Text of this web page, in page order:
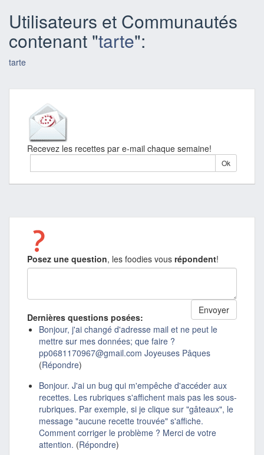
Utilisateurs et Communautés
contenant "tarte":
tarte
Recevez les recettes par e-mail chaque semaine!
Posez une question, les foodies vous répondent!
Dernières questions posées:
Bonjour, j'ai changé d'adresse mail et ne peut le
mettre sur mes données; que faire ?
pp0681170967@gmail.com Joyeuses Pâques
(Répondre)
Bonjour. J'ai un bug qui m'empêche d'accéder aux
recettes. Les rubriques s'affichent mais pas les sous-
rubriques. Par exemple, si je clique sur "gâteaux", le
message "aucune recette trouvée" s'affiche.
Comment corriger le problème ? Merci de votre
attention. (Répondre)